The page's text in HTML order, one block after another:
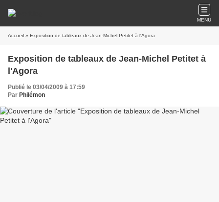
MENU
Accueil » Exposition de tableaux de Jean-Michel Petitet à l'Agora
Exposition de tableaux de Jean-Michel Petitet à
l'Agora
Publié le 03/04/2009 à 17:59
Par Philémon